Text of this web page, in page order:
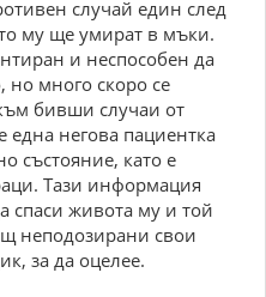
случай един след
му ще умират в мъки.
и неспособен да
но много скоро се
бивши случаи от
една негова пациентка
състояние, като е
Тази информация
спаси живота му и той
неподозирани свои
за да оцелее.